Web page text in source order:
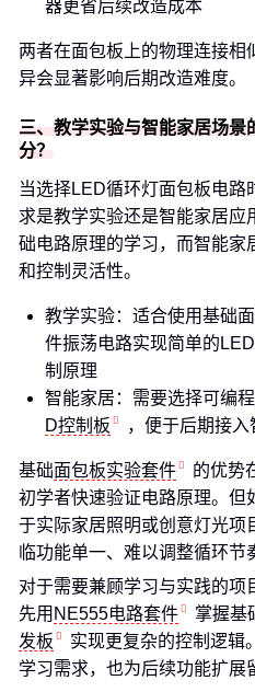
器更省后续改造成本
两者在面包板上的物理连接相
异会显著影响后期改造难度。
三、教学实验与智能家居场景
分？
当选择LED循环灯面包板电路
求是教学实验还是智能家居应
础电路原理的学习，而智能家
和控制灵活性。
教学实验：适合使用基础
件振荡电路实现简单的
制原理
智能家居：需要选择可编
D控制板
，便于后期接
基础面包板实验套件
的优势
初学者快速验证电路原理。但
于实际家居照明或创意灯光项
临功能单一、难以调整循环节
对于需要兼顾学习与实践的项
先用 NE555电路套件 掌握基
发板
实现更复杂的控制逻辑
学习需求，也为后续功能扩展